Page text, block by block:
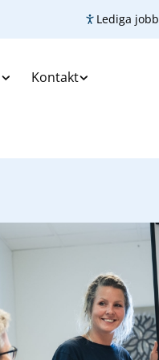
Lediga
Kontakt